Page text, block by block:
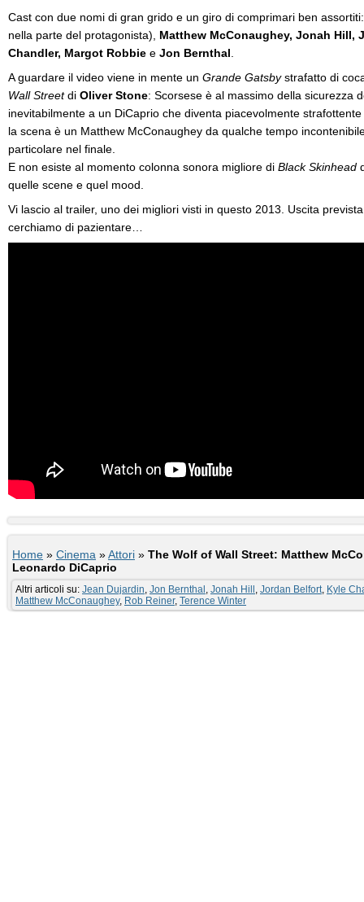
Cast con due nomi di gran grido e un giro di comprimari ben
nella parte del protagonista), Matthew McConaughey, Jonah Hill,
Chandler, Margot Robbie e Jon Bernthal
A guardare il video viene in mente un Grande Gatsbystrafatto di
Wall Streetdi Oliver Stone: Scorsese è al massimo della sicurezza
inevitabilmente a un DiCaprio che diventa piacevolmente
la scena è un Matthew McConaughey da qualche tempo
particolare nel finale.
E non esiste al momento colonna sonora migliore di Black Skinhead
quelle scene e quel mood.
Vi lascio al trailer, uno dei migliori visti in questo 2013. Uscita
cerchiamo di pazientare…
Home » Cinema »Attori » The Wolf of Wall Street: Matthew
Leonardo DiCaprio
Altri articoli su: Jean Dujardin, Jon Bernthal , Jonah Hill , Jordan Belfort, Kyle
Matthew McConaughey, Rob Reiner, Terence Winter